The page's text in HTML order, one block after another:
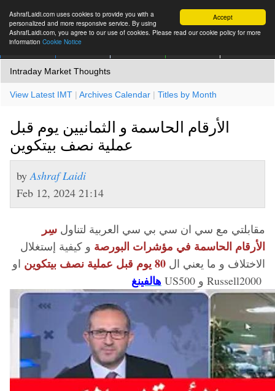
Accept
AshrafLaidi.com uses cookies to provide you with a
personalized and more responsive service. By using
AshrafLaidi.com, you agree to our use of cookies. Please read our cookie policy for more
information Cookie Notice
Intraday Market Thoughts
View Latest IMT | Archives Calendar | Titles by Month
الأرقام الحاسمة و الثمانيين يوم قبل
عملية نصف بيتكوين
by Ashraf Laidi
Feb 12, 2024 21:14
مقابلتي مع سي ان سي بي سي العربية لتناول سِر
الأرقام الحاسمة في مؤشرات البورصة و كيفية إستغلال
الاختلاف و ما يعني ال 80 يوم قبل عملية نصف بيتكوين او
هالفينغ US500 و Russell2000